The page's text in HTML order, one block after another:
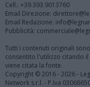
Cell.: +39.393.9013760
Email Direzione:
Email Redazione:
Pubblicità:
Tutti i contenuti originali
consentito l'utilizzo citando
viene citata la fonte.
Copyright © 2016 - 2026 -
Network s.r.l. - P.Iva